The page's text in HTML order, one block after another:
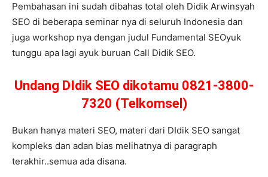
Pembahasan ini sudah dibahas total oleh Didik Arwinsyah
SEO di beberapa seminar nya di seluruh Indonesia dan
juga workshop nya dengan judul Fundamental SEOyuk
tunggu apa lagi ayuk buruan Call Didik SEO.
Undang DIdik SEO dikotamu 0821-3800-
7320 (Telkomsel)
Bukan hanya materi SEO, materi dari DIdik SEO sangat
kompleks dan adan bias melihatnya di paragraph
terakhir..semua ada disana.